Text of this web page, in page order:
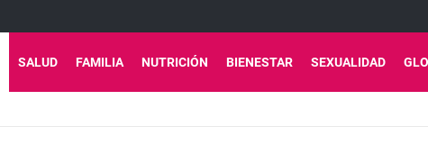
SALUD FAMILIA NUTRICIÓN BIENESTAR SEXUALIDAD